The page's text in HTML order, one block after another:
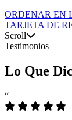
ORDENAR EN
TARJETA DE
Scroll
Testimonios
Lo Que
“